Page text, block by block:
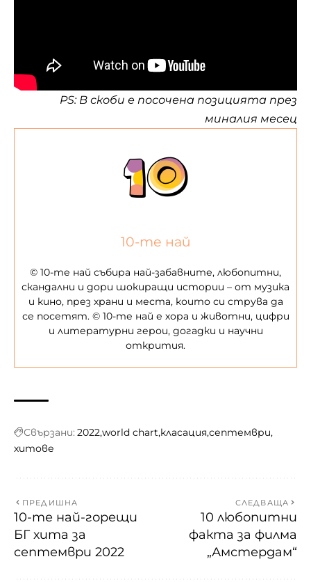
PS: В скоби е посочена позицията през
миналия месец
10-те най
© 10-те най събира най-забавните, любопитни,
скандални и дори шокиращи истории – от музика
и кино, през храни и места, които си струва да
се посетят. © 10-те най е хора и животни, цифри
и литературни герои, догадки и научни
открития.
Свързани: 2022world chart класация септември
хитове
ПРЕДИШНА
10-те най-горещи
БГ хита за
септември 2022
СЛЕДВАЩА
10 любопитни
факта за филма
„Амстердам“